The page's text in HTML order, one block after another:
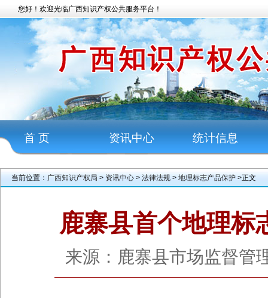
您好！欢迎光临广西知识产权公共服务平台！
首 页 资讯中心 统计信息
当前位置： 广西知识产权局 > 资讯中心 > 法律法规 > 地理标志产品保护 >正文
鹿寨县首个地理标
来源：鹿寨县市场监督